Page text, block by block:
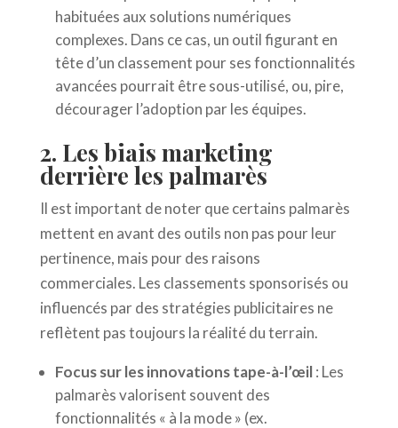
habituées aux solutions numériques
complexes. Dans ce cas, un outil figurant en
tête d’un classement pour ses fonctionnalités
avancées pourrait être sous-utilisé, ou, pire,
décourager l’adoption par les équipes.
2. Les biais marketing
derrière les palmarès
Il est important de noter que certains palmarès
mettent en avant des outils non pas pour leur
pertinence, mais pour des raisons
commerciales. Les classements sponsorisés ou
influencés par des stratégies publicitaires ne
reflètent pas toujours la réalité du terrain.
Focus sur les innovations tape-à-l’œil: Les
palmarès valorisent souvent des
fonctionnalités « à la mode » (ex.